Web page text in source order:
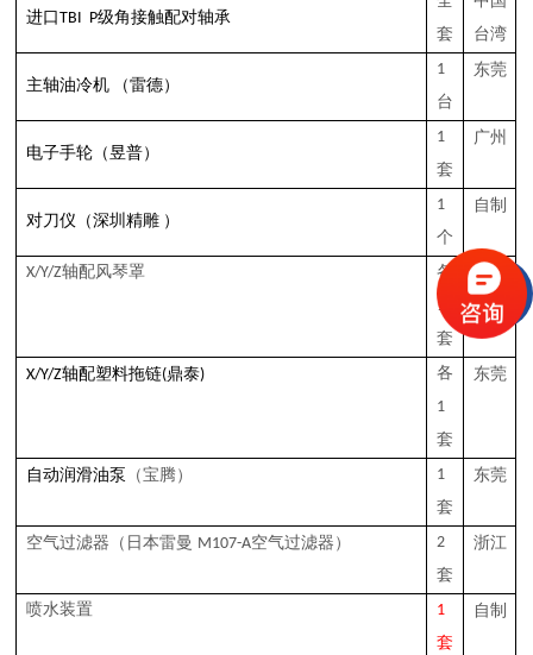
进口 TBI P级角接触配对轴承
套
台湾
主轴油冷机 （雷德）
1
台
东莞
电子手轮（昱普）
1
套
广州
对刀仪（深圳精雕）
1
个
自制
X/Y/Z轴配风琴罩
各
1
套
自制
X/Y/Z轴配塑料拖链(鼎泰)
各
1
套
东莞
自动润滑油泵 （宝腾）
1
套
东莞
空气过滤器 （日本雷曼 M107-A空气过滤器）
2
套
浙江
喷水装置
1
套
自制